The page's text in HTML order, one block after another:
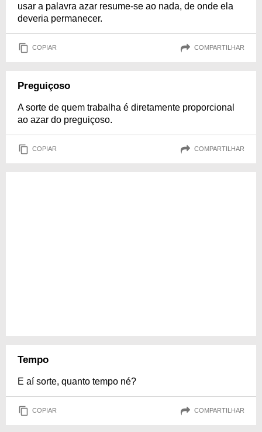
usar a palavra azar resume-se ao nada, de onde ela
deveria permanecer.
COPIAR COMPARTILHAR
Preguiçoso
A sorte de quem trabalha é diretamente proporcional
ao azar do preguiçoso.
COPIAR COMPARTILHAR
Tempo
E aí sorte, quanto tempo né?
COPIAR COMPARTILHAR